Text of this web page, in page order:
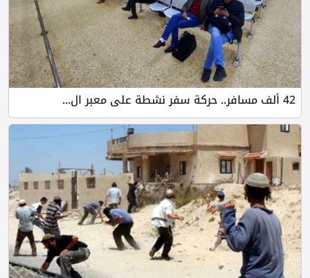
42 ألف مسافر.. حركة سفر نشطة على معبر ال...